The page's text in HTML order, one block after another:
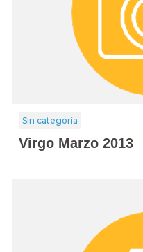
Sin categoría
Virgo Marzo 2013